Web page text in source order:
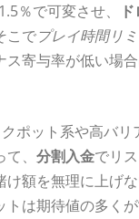
％で可変させ、
こでプレイ時間リ
ス寄与率が低い場
ポット系や高バリ
、 分割入金でリ
額を無理に上げ
は期待値の多く